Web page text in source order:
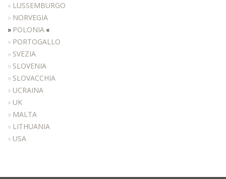
DISTRIBUTORI
NEUIGKEITEN
KONTAKTE
LUSSEMBURGO
NORVEGIA
POLONIA
PORTOGALLO
SVEZIA
SLOVENIA
SLOVACCHIA
UCRAINA
UK
MALTA
LITHUANIA
USA